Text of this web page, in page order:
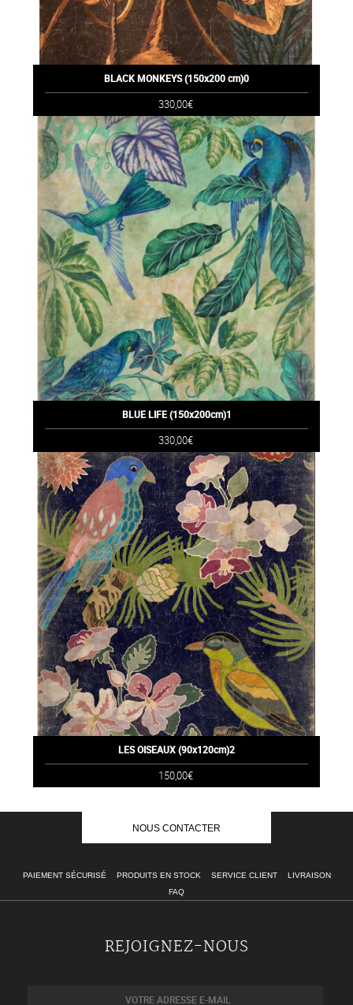
BLACK MONKEYS (150x200 cm)0
330,00€
BLUE LIFE (150x200cm)1
330,00€
LES OISEAUX (90x120cm)2
150,00€
NOUS CONTACTER
PAIEMENT SÉCURISÉ PRODUITS EN STOCK SERVICE CLIENT
LIVRAISON
FAQ
REJOIGNEZ-NOUS